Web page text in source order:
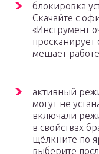
блокировка
Скачайте с
«Инструмент
просканирует
мешает
активный
могут не
включали
в свойствах
щёлкните по
выберите